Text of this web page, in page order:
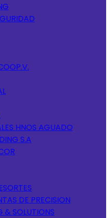
HNOS AGUADO
S.A
DE PRECISION
& SOLUTIONS